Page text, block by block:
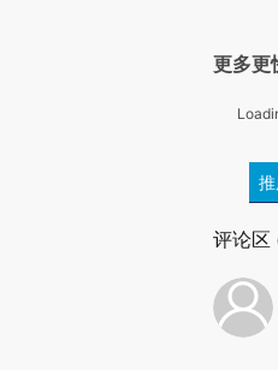
更多更
评论区